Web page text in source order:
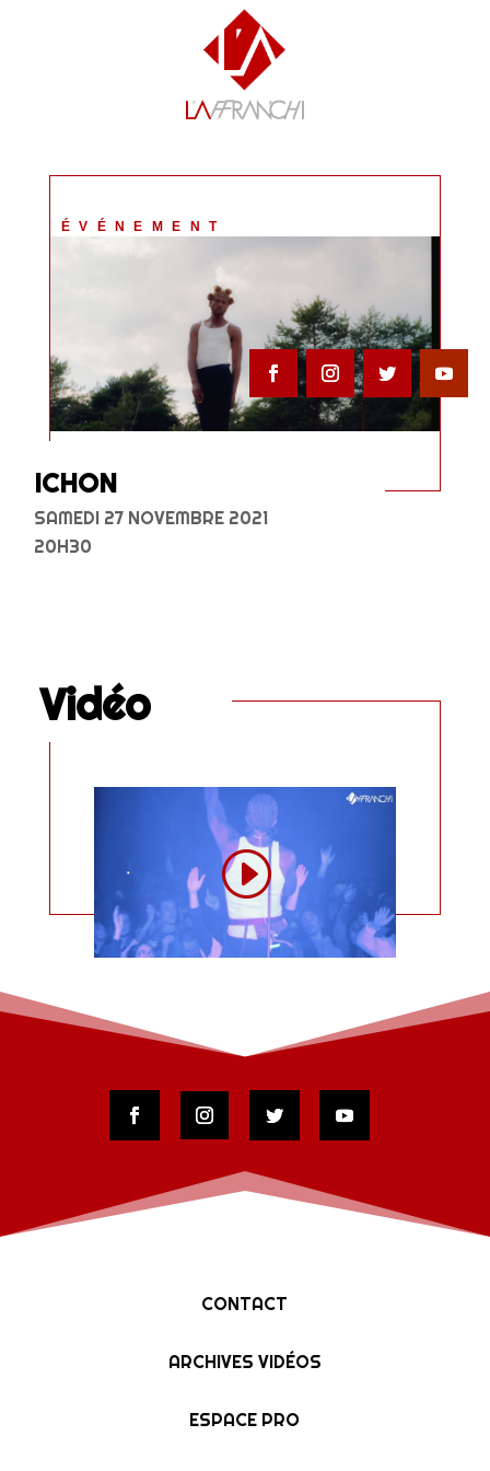
ÉVÉNEMENT
ICHON
SAMEDI 27 NOVEMBRE 2021
20H30
Vidéo
CONTACT
ARCHIVES VIDÉOS
ESPACE PRO